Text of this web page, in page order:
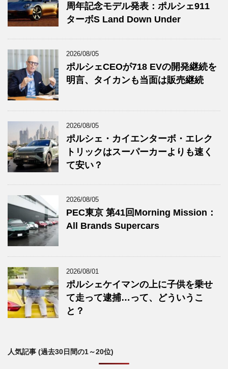
周年記念モデル発表：ポルシェ911
ターボS Land Down Under
2026/08/05
ポルシェCEOが718 EVの開発継続を
明言、タイカンも当面は販売継続
2026/08/05
ポルシェ・カイエンターボ・エレク
トリックはスーパーカーよりも速く
て安い？
2026/08/05
PEC東京 第41回Morning Mission：
All Brands Supercars
2026/08/01
ポルシェケイマンの上に子供を乗せ
て走って逮捕…って、どういうこ
と？
人気記事 (過去30日間の1～20位)